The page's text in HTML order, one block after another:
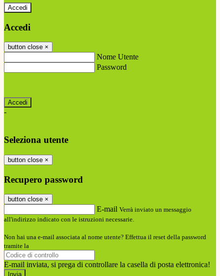
Accedi
Accedi
button close ×
Nome Utente
Password
-
Seleziona utente
button close ×
Recupero password
button close ×
E-mail Verrà inviato un messaggio
all'indirizzo indicato con le istruzioni necessarie.
Non hai una e-mail associata al nome utente? Effettua il reset della password
tramite la
E-mail inviata, si prega di controllare la casella di posta elettronica!